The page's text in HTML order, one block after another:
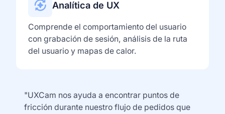
Analítica de UX
Comprende el comportamiento del usuario
con grabación de sesión, análisis de la ruta
del usuario y mapas de calor.
"UXCam nos ayuda a encontrar puntos de
fricción durante nuestro flujo de pedidos que